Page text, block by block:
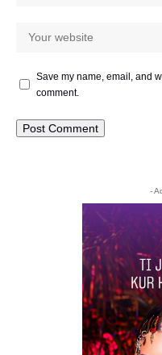
Save my name, email, and
comment.
-